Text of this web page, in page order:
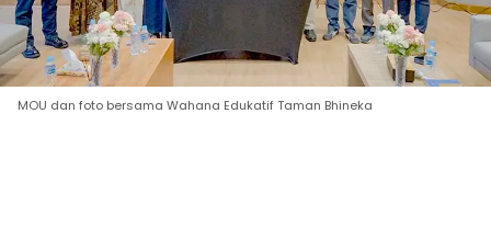
MOU dan foto bersama Wahana Edukatif Taman Bhineka